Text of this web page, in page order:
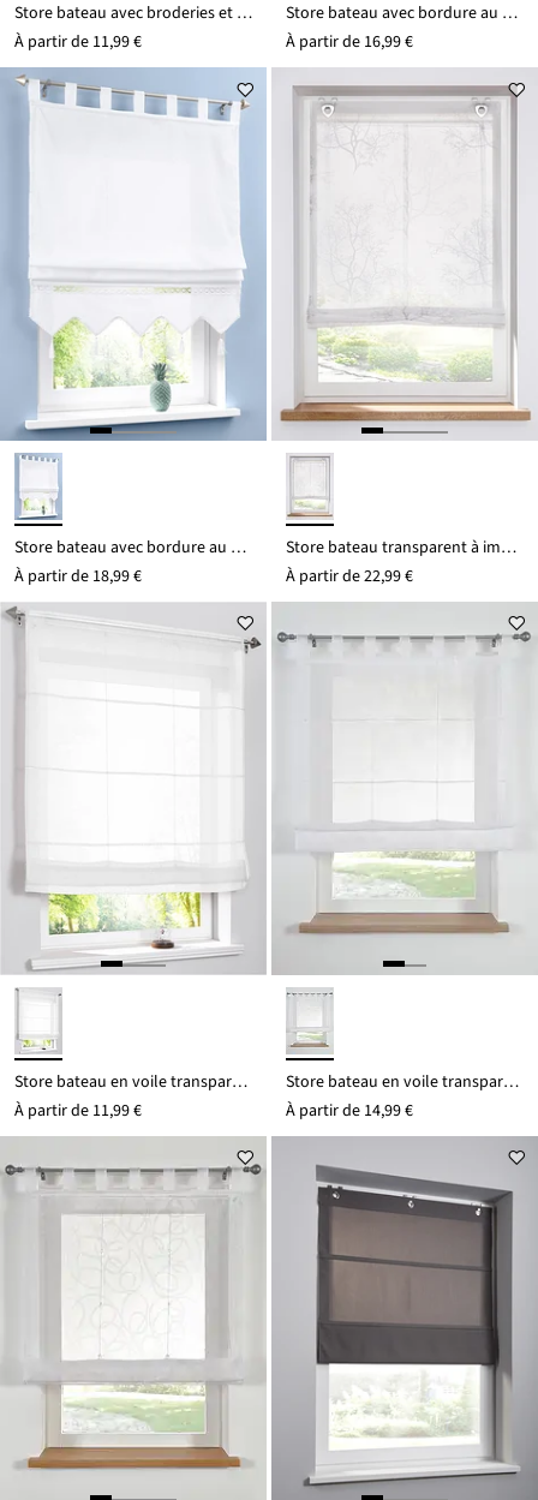
Store bateau avec broderies et polyester recyclé
À partir de 11,99 €
Store bateau avec bordure au crochet
À partir de 16,99 €
Store bateau avec bordure au crochet
À partir de 18,99 €
Store bateau transparent à imprimé
À partir de22,99 €
Store bateau en voile transparent
À partir de 11,99 €
Store bateau en voile transparent
À partir de 14,99 €